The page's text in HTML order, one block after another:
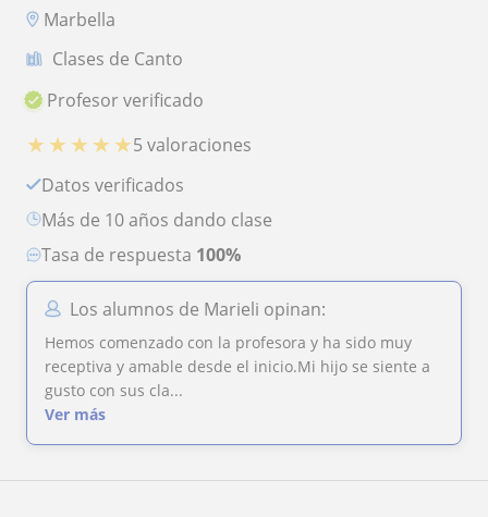
Marbella
Clases de Canto
Profesor verificado
★ ★ ★ ★ ★5 valoraciones
Datos verificados
más de 10 años dando clase
Tasa de respuesta 100%
Los alumnos de Marieli opinan:
Hemos comenzado con la profesora y ha sido muy
receptiva y amable desde el inicio.Mi hijo se siente a
gusto con sus cla...
Ver más